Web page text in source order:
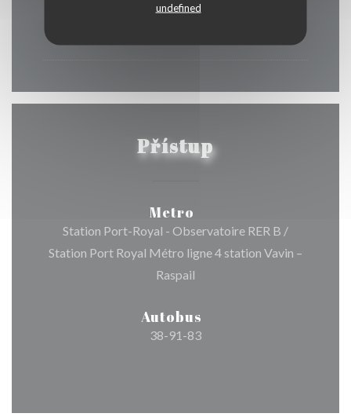
undefined
Pon-Ned
Přístup
Metro
Station Port-Royal - Observatoire RER B /
Station Port Royal Métro ligne 4 station Vavin –
Raspail
Autobus
38-91-83